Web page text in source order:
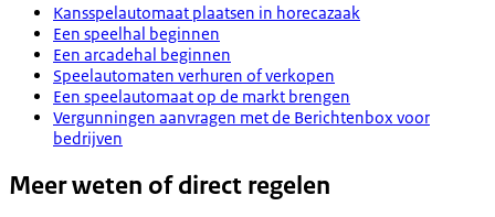
Kansspelautomaat plaatsen in horecazaak
Een speelhal beginnen
Een arcadehal beginnen
Speelautomaten verhuren of verkopen
Een speelautomaat op de markt brengen
Vergunningen aanvragen met de Berichtenbox voor
bedrijven
Meer weten of direct regelen